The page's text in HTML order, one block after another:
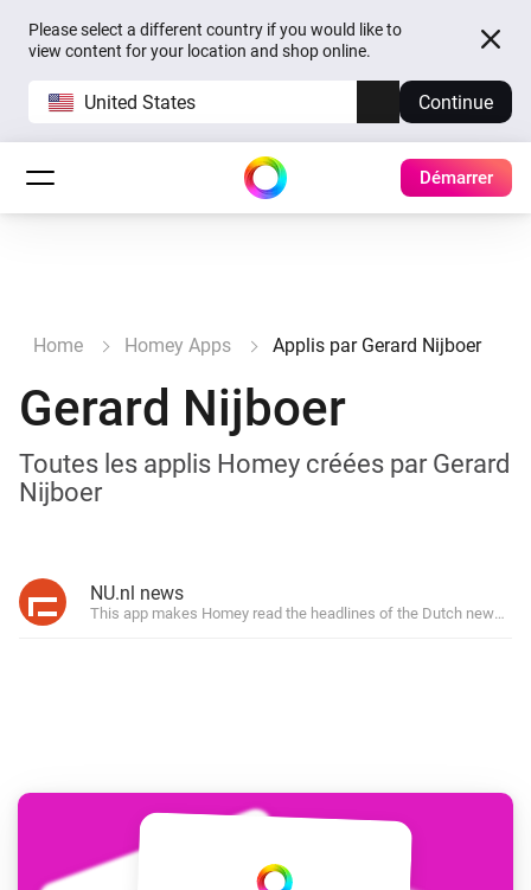
Please select a different country if you would like to
view content for your location and shop online.
United States Continue
Démarrer
Home Homey Apps Applis par Gerard Nijboer
Gerard Nijboer
Toutes les applis Homey créées par Gerard
Nijboer
NU.nl news
This app makes Homey read the headlines of the Dutch news